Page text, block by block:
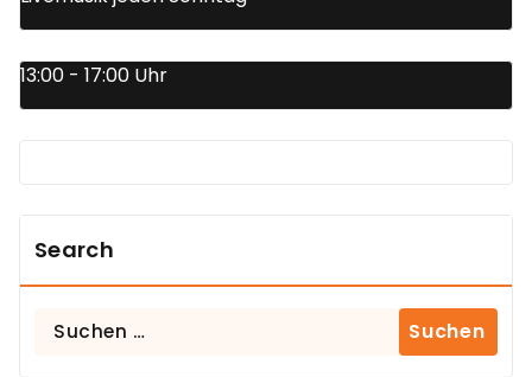
13:00 - 17:00 Uhr
Search
Suchen